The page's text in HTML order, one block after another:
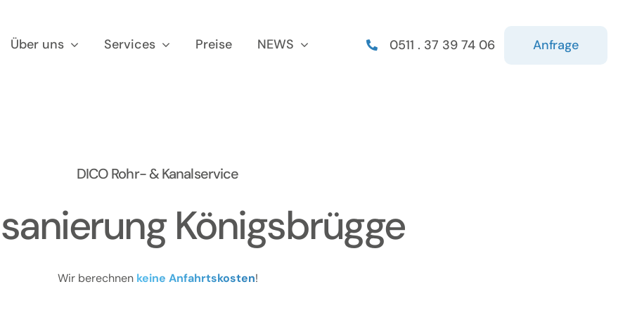
Über uns Services Preise NEWS 0511 . 37 39 74 06 Anfrage
DICO Rohr- & Kanalservice
Königsbrügge
Wir berechnen keine Anfahrtskosten!